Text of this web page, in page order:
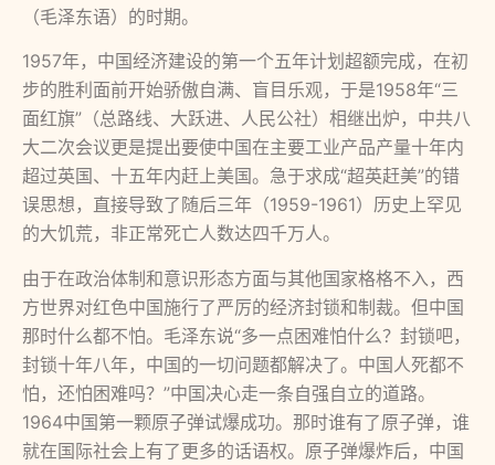
（毛泽东语）的时期。
1957年，中国经济建设的第一个五年计划超额完成，在初
步的胜利面前开始骄傲自满、盲目乐观，于是1958年“三
面红旗”（总路线、大跃进、人民公社）相继出炉，中共八
大二次会议更是提出要使中国在主要工业产品产量十年内
超过英国、十五年内赶上美国。急于求成“超英赶美”的错
误思想，直接导致了随后三年（1959-1961）历史上罕见
的大饥荒，非正常死亡人数达四千万人。
由于在政治体制和意识形态方面与其他国家格格不入，西
方世界对红色中国施行了严厉的经济封锁和制裁。但中国
那时什么都不怕。毛泽东说“多一点困难怕什么？封锁吧，
封锁十年八年，中国的一切问题都解决了。中国人死都不
怕，还怕困难吗？”中国决心走一条自强自立的道路。
1964中国第一颗原子弹试爆成功。那时谁有了原子弹，谁
就在国际社会上有了更多的话语权。原子弹爆炸后，中国